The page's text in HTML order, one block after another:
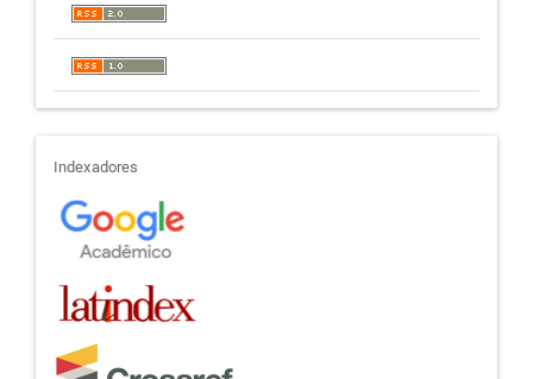
indexadores
Indexadores